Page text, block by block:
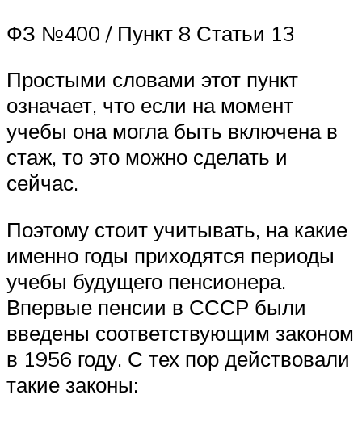
ФЗ №400 / Пункт 8 Статьи 13
Простыми словами этот пункт
означает, что если на момент
учебы она могла быть включена в
стаж, то это можно сделать и
сейчас.
Поэтому стоит учитывать, на какие
именно годы приходятся периоды
учебы будущего пенсионера.
Впервые пенсии в СССР были
введены соответствующим законом
в 1956 году. С тех пор действовали
такие законы: